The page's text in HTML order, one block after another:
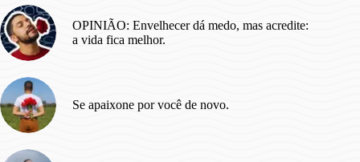
OPINIÃO: Envelhecer dá medo, mas acredite:
a vida fica melhor.
Se apaixone por você de novo.